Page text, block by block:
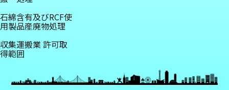
石綿含有及びRCF使
用製品産廃物処理
収集運搬業 許可取
得範囲